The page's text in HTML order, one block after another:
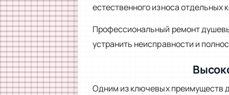
естественного износа отдельных
Профессиональный ремонт
устранить неисправности и
Одним из ключевых преимуществ